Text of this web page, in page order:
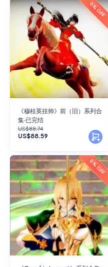
0% OFF
《穆桂英挂帅》前（旧）系列合
集·已完结
US$88.74
US$88.59
0% OFF